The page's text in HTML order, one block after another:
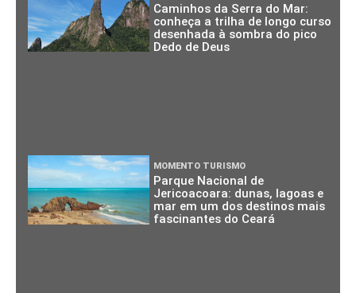
Caminhos da Serra do Mar:
conheça a trilha de longo curso
desenhada à sombra do pico
Dedo de Deus
MOMENTO TURISMO
Parque Nacional de
Jericoacoara: dunas, lagoas e
mar em um dos destinos mais
fascinantes do Ceará